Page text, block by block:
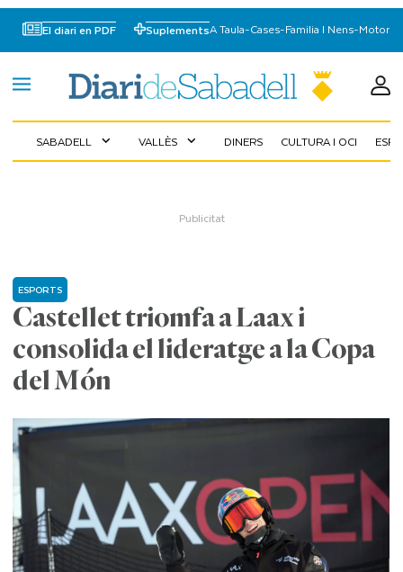
El diari en PDF SuplementsA Taula-Cases-Familia I Nens-Motor
SABADELL expand_more VALLÈS expand_more DINERS CULTURA I OCI
Castellet triomfa a Laax i
consolida el lideratge a la Copa
del Món
ESPORTS